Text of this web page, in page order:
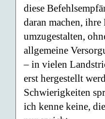
diese
daran machen,
umzugestalten,
allgemeine
– in vielen
erst hergestellt
Schwierigkeiten
ich kenne keine,